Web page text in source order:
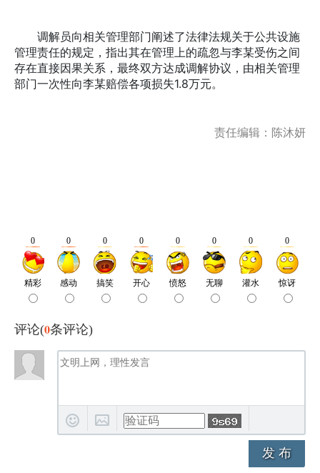
调解员向相关管理部门阐述了法律法规关于公共设施
管理责任的规定，指出其在管理上的疏忽与李某受伤之间
存在直接因果关系，最终双方达成调解协议，由相关管理
部门一次性向李某赔偿各项损失1.8万元。
责任编辑：陈沐妍
评论(0条评论)
发 布